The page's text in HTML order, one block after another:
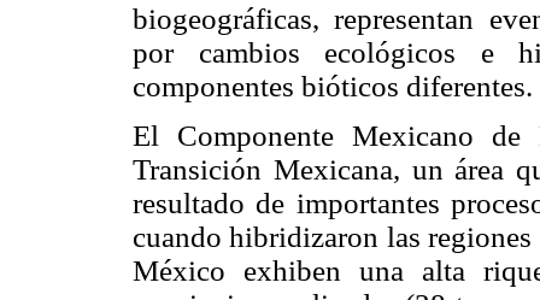
biogeográficas, representan
por cambios ecológicos e
componentes bióticos diferentes.
El Componente Mexicano
Transición Mexicana, un área
resultado de importantes
cuando hibridizaron las
México exhiben una alta